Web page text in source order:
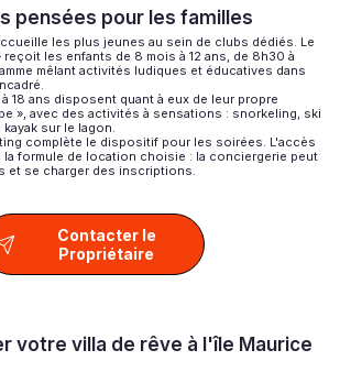
pensées pour les familles
les plus jeunes au sein de clubs dédiés. Le
reçoit les enfants de 8 mois à 12 ans, de 8h30 à
mêlant activités ludiques et éducatives dans
18 ans disposent quant à eux de leur propre
», avec des activités à sensations : snorkeling, ski
sur le lagon.
complète le dispositif pour les soirées. L'accès
la formule de location choisie : la conciergerie peut
et se charger des inscriptions.
Contacter le
Propriétaire
votre villa de rêve à l'île Maurice